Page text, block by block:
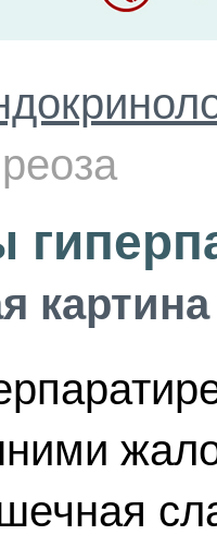
картина